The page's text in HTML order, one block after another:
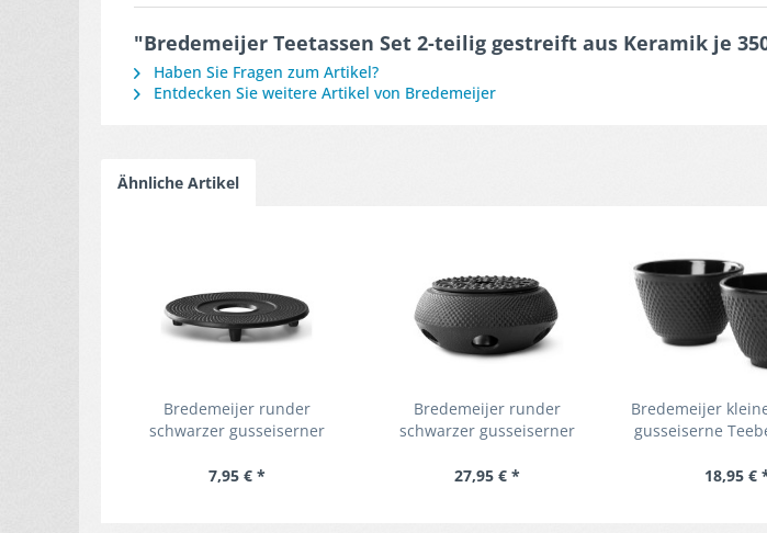
"Bredemeijer Teetassen Set 2-teilig gestreift aus Keramik je
Haben Sie Fragen zum Artikel?
Entdecken Sie weitere Artikel von Bredemeijer
Ähnliche Artikel
Bredemeijer runder
schwarzer gusseiserner
7,95 € *
Bredemeijer runder
schwarzer gusseiserner
27,95 € *
Bredemeijer
gusseiserne
18,95 €